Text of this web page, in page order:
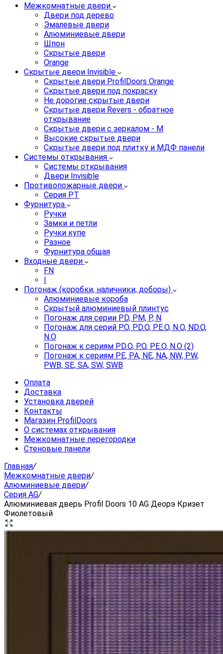
Межкомнатные двери
Двери под дерево
Эмалевые двери
Алюминиевые двери
Шпон
Скрытые двери
Orange
Скрытые двери Invisible
Скрытые двери ProfilDoors Orange
Скрытые двери под покраску
Не дорогие скрытые двери
Скрытые двери Revers - обратное
открывание
Скрытые двери с зеркалом - M
Высокие скрытые двери
Скрытые двери под плитку и МДФ панели
Системы открывания
Системы открывания
Двери Invisible
Противопожарные двери
Серия PT
Фурнитура
Ручки
Замки и петли
Ручки купе
Разное
Фурнитура общая
Входные двери
FN
I
Погонаж (коробки, наличники, доборы)
Алюминиевые короба
Скрытый алюминиевый плинтус
Погонаж для серии PD, PM, P, N
Погонаж для серий P.O, PD.O, PE.O, N.O, ND.O,
N.O
Погонаж к сериям PD.O, P.O, PE.O, N.O (2)
Погонаж к сериям PE, PA, NE, NA, NW, PW,
PWB, SE, SA, SW, SWB
Оплата
Доставка
Установка дверей
Контакты
Магазин ProfilDoors
О системах открывания
Межкомнатные перегородки
Стеновые панели
Главная/
Межкомнатные двери/
Алюминиевые двери/
Серия AG/
Алюминиевая дверь Profil Doors 10 AG Деорэ Кризет
Фиолетовый